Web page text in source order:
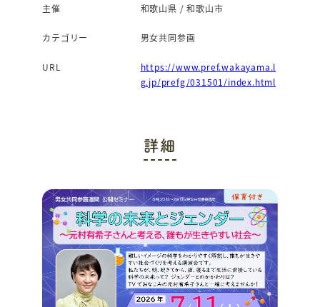
主催 和歌山県 / 和歌山市
カテゴリー 男女共同参画
URL
https://www.pref.wakayama.l
g.jp/prefg/031501/index.html
詳細